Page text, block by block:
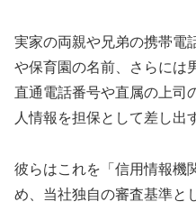
実家の両親や兄弟の携帯電
や保育園の名前、さらには
直通電話番号や直属の上司
人情報を担保として差し出
彼らはこれを「信用情報機
め、当社独自の審査基準と